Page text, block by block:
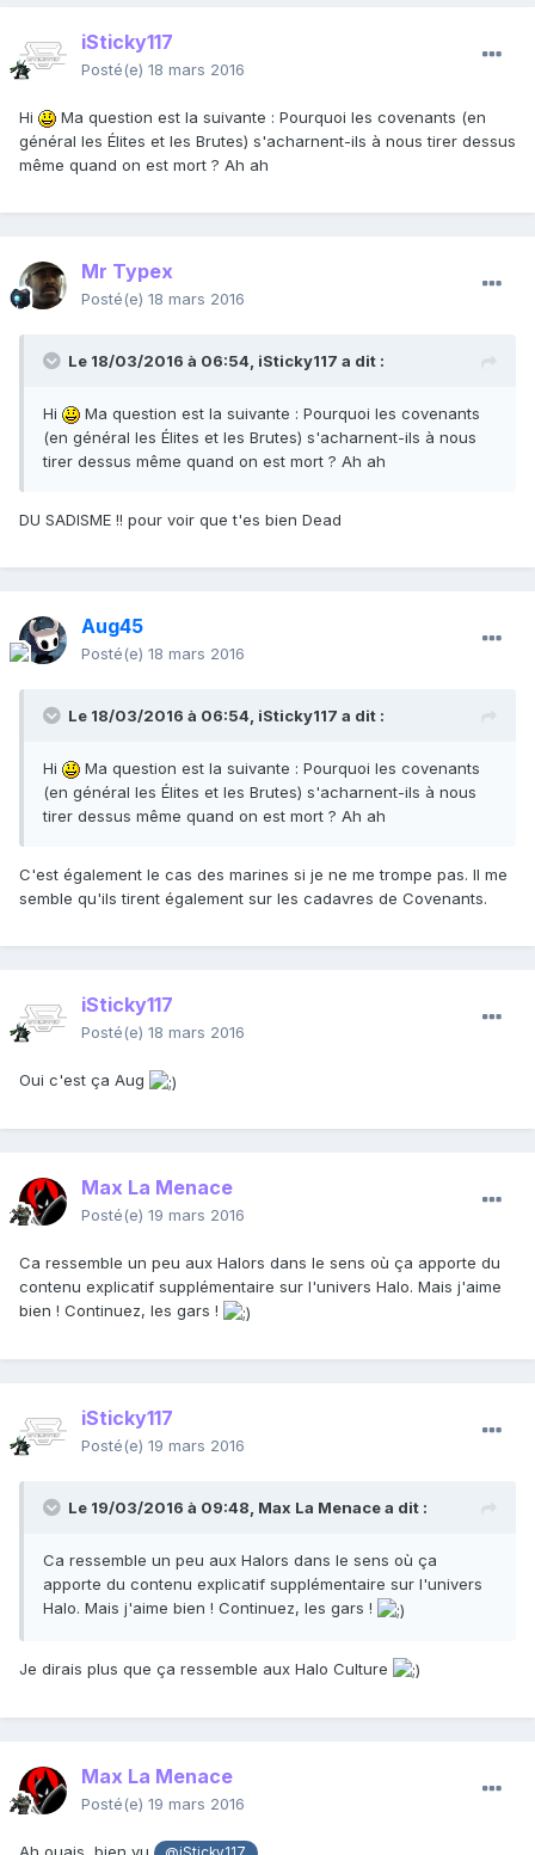
iSticky117
Posté(e) 18 mars 2016
Hi
Ma question est la suivante : Pourquoi les covenants (en
général les Élites et les Brutes) s'acharnent-ils à nous tirer dessus
même quand on est mort ? Ah ah
Mr Typex
Posté(e) 18 mars 2016
Le 18/03/2016 à 06:54, iSticky117 a dit :
Hi
Ma question est la suivante : Pourquoi les covenants
(en général les Élites et les Brutes) s'acharnent-ils à nous
tirer dessus même quand on est mort ? Ah ah
DU SADISME !! pour voir que t'es bien Dead
Aug45
Posté(e) 18 mars 2016
Le 18/03/2016 à 06:54, iSticky117 a dit :
Hi
Ma question est la suivante : Pourquoi les covenants
(en général les Élites et les Brutes) s'acharnent-ils à nous
tirer dessus même quand on est mort ? Ah ah
C'est également le cas des marines si je ne me trompe pas. Il me
semble qu'ils tirent également sur les cadavres de Covenants.
iSticky117
Posté(e) 18 mars 2016
Oui c'est ça Aug
Max La Menace
Posté(e) 19 mars 2016
Ca ressemble un peu aux Halors dans le sens où ça apporte du
contenu explicatif supplémentaire sur l'univers Halo. Mais j'aime
bien ! Continuez, les gars !
iSticky117
Posté(e) 19 mars 2016
Le 19/03/2016 à 09:48, Max La Menacea dit :
Ca ressemble un peu aux Halors dans le sens où ça
apporte du contenu explicatif supplémentaire sur l'univers
Halo. Mais j'aime bien ! Continuez, les gars !
Je dirais plus que ça ressemble aux Halo Culture
Max La Menace
Posté(e) 19 mars 2016